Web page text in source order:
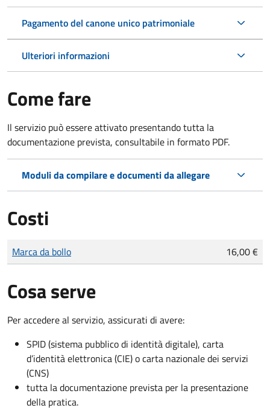
Pagamento del canone unico patrimoniale
Ulteriori informazioni
Come fare
Il servizio può essere attivato presentando tutta la
documentazione prevista, consultabile in formato PDF.
Moduli da compilare e documenti da allegare
Costi
Tipo di pagamento
Importo
Marca da bollo 16,00 €
Cosa serve
Per accedere al servizio, assicurati di avere:
SPID (sistema pubblico di identità digitale), carta
d’identità elettronica (CIE) o carta nazionale dei servizi
(CNS)
tutta la documentazione prevista per la presentazione
della pratica.